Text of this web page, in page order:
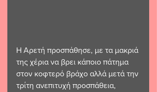
Η Αρετή προσπάθησε, με τα μακριά
της χέρια να βρει κάποιο πάτημα
στον κοφτερό βράχο αλλά μετά την
τρίτη ανεπιτυχή προσπάθεια,